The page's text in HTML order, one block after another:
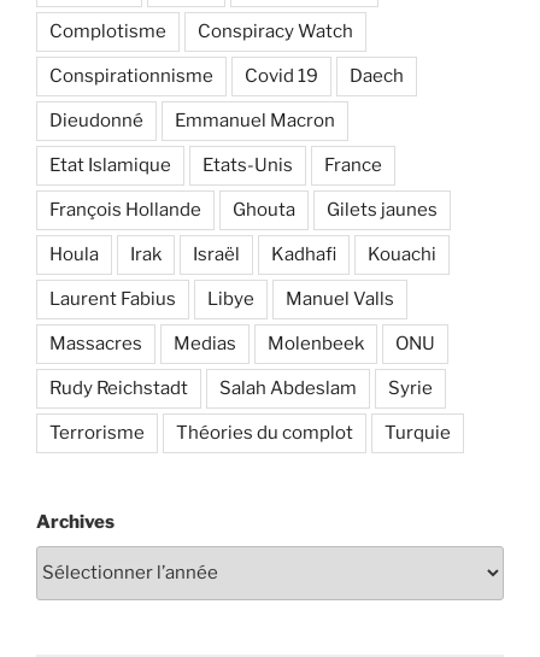
Complotisme Conspiracy Watch
Conspirationnisme Covid 19 Daech
Dieudonné Emmanuel Macron
Etat Islamique Etats-Unis France
François Hollande Ghouta Gilets jaunes
Houla Irak Israël Kadhafi Kouachi
Laurent Fabius Libye Manuel Valls
Massacres Medias Molenbeek ONU
Rudy Reichstadt Salah Abdeslam Syrie
Terrorisme Théories du complot Turquie
Archives